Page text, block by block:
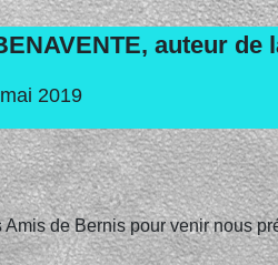
auteur de
2019
de Bernis pour venir nous